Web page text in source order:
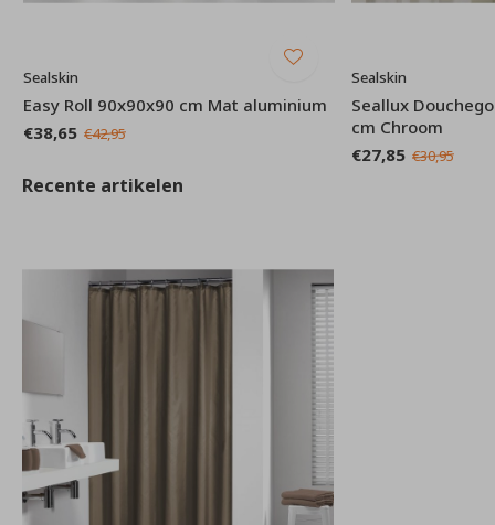
Sealskin
Easy Roll 90x90x90 cm Mat aluminium
€38,65 €42,95
Sealskin
Seallux
cm Chroom
€27,85 €30,95
Recente artikelen